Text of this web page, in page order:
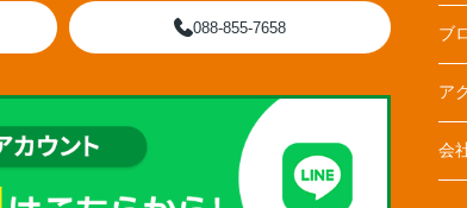
088-855-7658 ブ
ア
会